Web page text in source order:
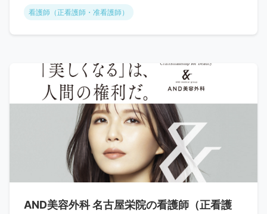
看護師（正看護師・准看護師）
AND美容外科 名古屋栄院の看護師（正看護